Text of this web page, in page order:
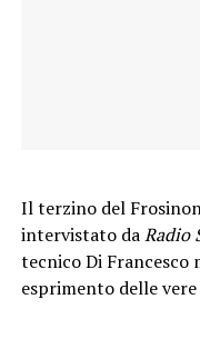
Il terzino del
intervistato daRadio
tecnico Di Francesco
esprimento delle